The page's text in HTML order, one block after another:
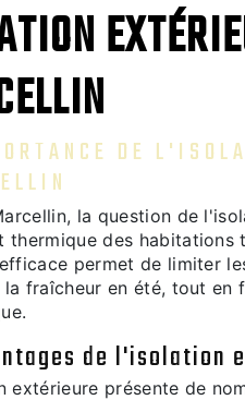
DE
la question de
thermique des habitations
permet de limiter
la fraîcheur en été, tout en
de l'isolation
extérieure présente de